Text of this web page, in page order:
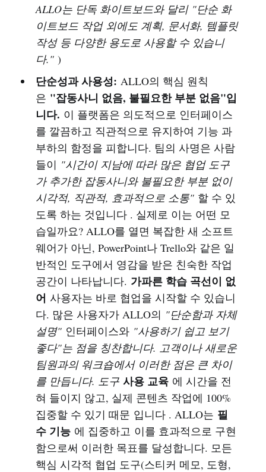
ALLO는 단독 화이트보드와 달리 "단순 화
이트보드 작업 외에도 계획, 문서화, 템플릿
작성 등 다양한 용도로 사용할 수 있습니
다.")
단순성과 사용성: ALLO의 핵심 원칙
은 "잡동사니 없음, 불필요한 부분 없음"입
니다. 이 플랫폼은 의도적으로 인터페이스
를 깔끔하고 직관적으로 유지하여 기능 과
부하의 함정을 피합니다. 팀의 사명은 사람
들이 "시간이 지남에 따라 많은 협업 도구
가 추가한 잡동사니와 불필요한 부분 없이
시각적, 직관적, 효과적으로 소통"할 수 있
도록 하는 것입니다 . 실제로 이는 어떤 모
습일까요? ALLO를 열면 복잡한 새 소프트
웨어가 아닌, PowerPoint나 Trello와 같은 일
반적인 도구에서 영감을 받은 친숙한 작업
공간이 나타납니다. 가파른 학습 곡선이 없
어 사용자는 바로 협업을 시작할 수 있습니
다. 많은 사용자가 ALLO의 "단순함과 자체
설명"인터페이스와 "사용하기 쉽고 보기
좋다"는 점을 칭찬합니다. 고객이나 새로운
팀원과의 워크숍에서 이러한 점은 큰 차이
를 만듭니다. 도구 사용 교육에 시간을 전
혀 들이지 않고, 실제 콘텐츠 작업에 100%
집중할 수 있기 때문 입니다 . ALLO는 필
수 기능에 집중하고 이를 효과적으로 구현
함으로써 이러한 목표를 달성합니다. 모든
핵심 시각적 협업 도구(스티커 메모, 도형,